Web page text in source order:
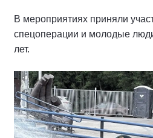
В мероприятиях приняли
спецоперации и молодые
лет.